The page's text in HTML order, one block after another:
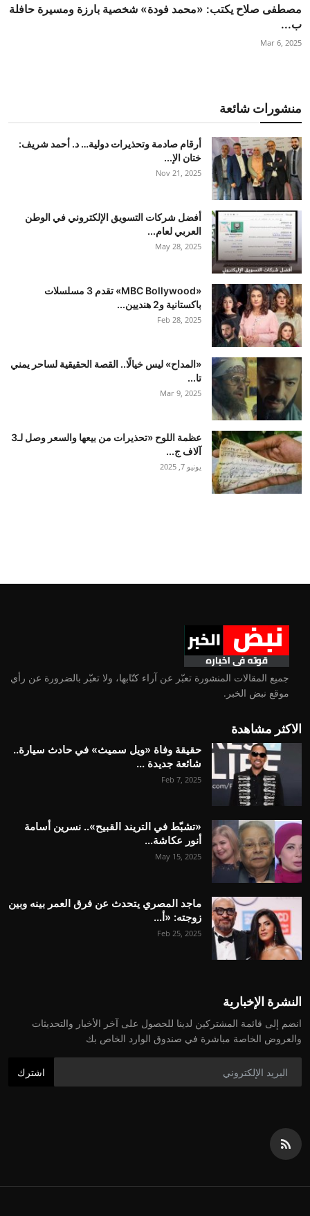
مصطفى صلاح يكتب: «محمد فودة» شخصية بارزة ومسيرة حافلة
ب...
Mar 6, 2025
منشورات شائعة
أرقام صادمة وتحذيرات دولية… د. أحمد شريف:
ختان الإ...
Nov 21, 2025
أفضل شركات التسويق الإلكتروني في الوطن
العربي لعام...
May 28, 2025
«MBC Bollywood» تقدم 3 مسلسلات
باكستانية و2 هنديين...
Feb 28, 2025
«المداح» ليس خيالًا.. القصة الحقيقية لساحر يمني
تا...
Mar 9, 2025
عظمة اللوح «تحذيرات من بيعها والسعر وصل لـ3
آلاف ج...
يونيو 7, 2025
جميع المقالات المنشورة تعبّر عن آراء كتّابها، ولا تعبّر بالضرورة عن رأي
موقع نبض الخبر.
الاكثر مشاهدة
حقيقة وفاة «ويل سميث» في حادث سيارة..
شائعة جديدة ...
Feb 7, 2025
«تشبّط في التريند القبيح».. نسرين أسامة
أنور عكاشة...
May 15, 2025
ماجد المصري يتحدث عن فرق العمر بينه وبين
زوجته: «أ...
Feb 25, 2025
النشرة الإخبارية
انضم إلى قائمة المشتركين لدينا للحصول على آخر الأخبار والتحديثات
والعروض الخاصة مباشرة في صندوق الوارد الخاص بك
اشترك